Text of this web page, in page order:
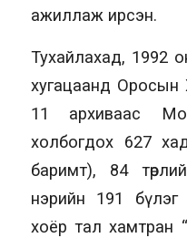
ажиллаж ирсэн.
Тухайлахад, 1992
хугацаанд Оросын
11 архиваас
холбогдох 627
баримт), 84
нэрийн 191 бүлэг
хоёр тал хамтран